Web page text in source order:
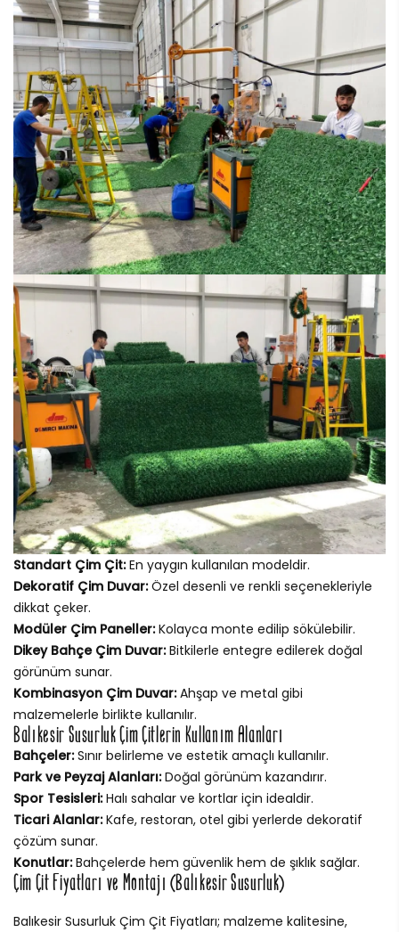
Standart Çim Çit:En yaygın kullanılan modeldir.
Dekoratif Çim Duvar:Özel desenli ve renkli seçenekleriyle
dikkat çeker.
Modüler Çim Paneller:Kolayca monte edilip sökülebilir.
Dikey Bahçe Çim Duvar:Bitkilerle entegre edilerek doğal
görünüm sunar.
Kombinasyon Çim Duvar:Ahşap ve metal gibi
malzemelerle birlikte kullanılır.
Balıkesir Susurluk Çim Çitlerin Kullanım Alanları
Bahçeler:Sınır belirleme ve estetik amaçlı kullanılır.
Park ve Peyzaj Alanları:Doğal görünüm kazandırır.
Spor Tesisleri:Halı sahalar ve kortlar için idealdir.
Ticari Alanlar:Kafe, restoran, otel gibi yerlerde dekoratif
çözüm sunar.
Konutlar:Bahçelerde hem güvenlik hem de şıklık sağlar.
Çim Çit Fiyatları ve Montajı (Balıkesir Susurluk)
Balıkesir Susurluk Çim Çit Fiyatları; malzeme kalitesine,